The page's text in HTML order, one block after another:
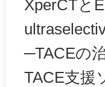
XperCTと
─TACEの
TACE支援